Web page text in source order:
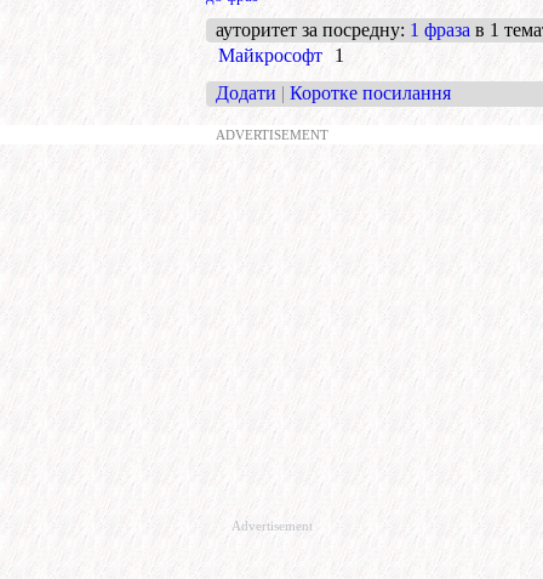
ауторитет за посредну: 1 фраза в 1
Майкрософт
1
Додати | Коротке посилання
ADVERTISEMENT
Advertisement